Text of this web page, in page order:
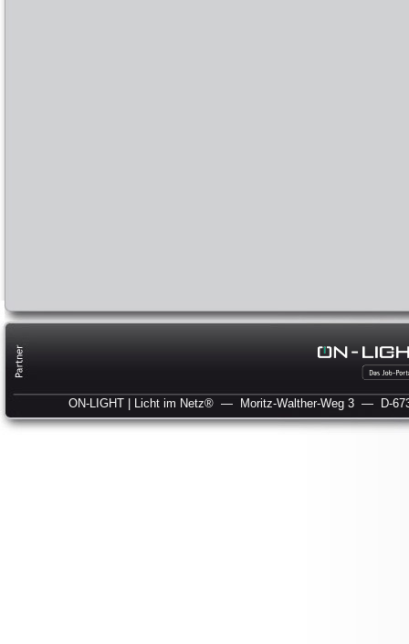
ON-LIGHT | Licht im Netz® — Moritz-Walther-Weg 3 — D-